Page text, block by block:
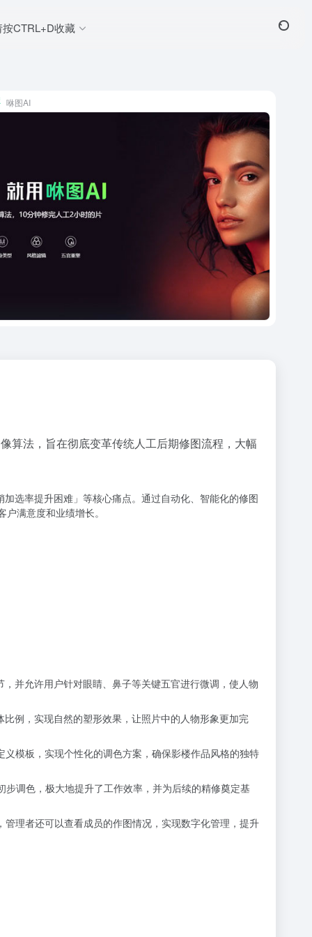
按CTRL+D收藏
咻图AI
算法，旨在彻底变革传统人工后期修图流程，大幅
选率提升困难」等核心痛点。通过自动化、智能化的修图
满意度和业绩增长。
并允许用户针对眼睛、鼻子等关键五官进行微调，使人物
例，实现自然的塑形效果，让照片中的人物形象更加完
模板，实现个性化的调色方案，确保影楼作品风格的独特
调色，极大地提升了工作效率，并为后续的精修奠定基
理者还可以查看成员的作图情况，实现数字化管理，提升